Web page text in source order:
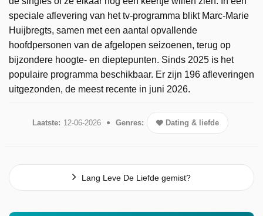
speciale aflevering van het tv-programma blikt Marc-Marie
Huijbregts, samen met een aantal opvallende
hoofdpersonen van de afgelopen seizoenen, terug op
bijzondere hoogte- en dieptepunten. Sinds 2025 is het
populaire programma beschikbaar. Er zijn 196 afleveringen
uitgezonden, de meest recente in juni 2026.
Laatste: 12-06-2026 Genres: Dating & liefde
Lang Leve De Liefde gemist?